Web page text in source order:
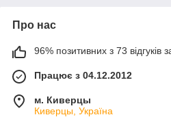
Про нас
96% позитивних з 73 відгуків
Працює з 04.12.2012
м. Киверцы
Киверцы, Україна